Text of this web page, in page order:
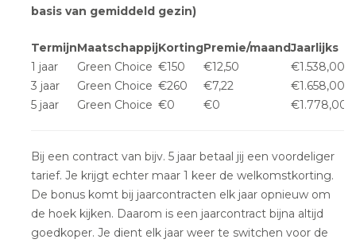
basis van gemiddeld gezin)
TermijnMaatschappijKortingPremie/maandJaarlijks
1 jaar
Green Choice €150 €12,50
€1.538,00
3 jaar
Green Choice €260 €7,22
€1.658,00
5 jaar
Green Choice €0 €0 €1.778,00
Bij een contract van bijv. 5 jaar betaal jij een voordeliger
tarief. Je krijgt echter maar 1 keer de welkomstkorting.
De bonus komt bij jaarcontracten elk jaar opnieuw om
de hoek kijken. Daarom is een jaarcontract bijna altijd
goedkoper. Je dient elk jaar weer te switchen voor de